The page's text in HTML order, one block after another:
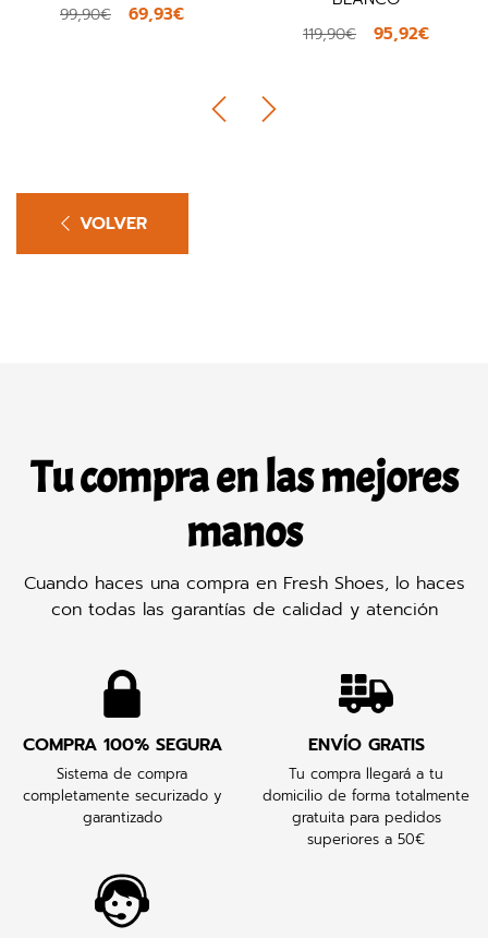
69,93€
95,92€
VOLVER
Tu compra en las mejores
manos
Cuando haces una compra en Fresh Shoes, lo haces
con todas las garantías de calidad y atención
COMPRA 100% SEGURA
Sistema de compra
completamente securizado y
garantizado
ENVÍO GRATIS
Tu compra llegará a tu
domicilio de forma totalmente
gratuita para pedidos
superiores a 50€